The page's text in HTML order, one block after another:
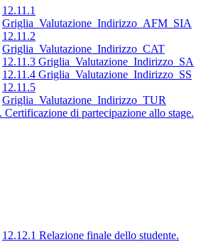
12.11.1
Griglia_Valutazione_Indirizzo_AFM_SIA
12.11.2
Griglia_Valutazione_Indirizzo_CAT
12.11.3 Griglia_Valutazione_Indirizzo_SA
12.11.4 Griglia_Valutazione_Indirizzo_SS
12.11.5
Griglia_Valutazione_Indirizzo_TUR
Certificazione di partecipazione allo stage.
12.12.1 Relazione finale dello studente.